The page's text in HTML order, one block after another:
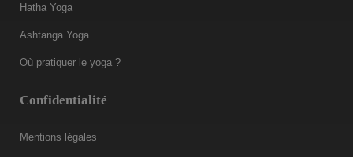
Hatha Yoga
Ashtanga Yoga
Où pratiquer le yoga ?
Confidentialité
Mentions légales